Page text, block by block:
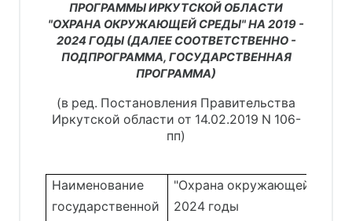
ПРОГРАММЫ ИРКУТСКОЙ ОБЛАСТИ
"ОХРАНА ОКРУЖАЮЩЕЙ СРЕДЫ" НА 2019 -
2024 ГОДЫ (ДАЛЕЕ СООТВЕТСТВЕННО -
ПОДПРОГРАММА, ГОСУДАРСТВЕННАЯ
ПРОГРАММА)
(в ред. Постановления Правительства
Иркутской области от 14.02.2019 N 106-
пп)
Наименование
государственной
"Охрана окружающей
2024 годы